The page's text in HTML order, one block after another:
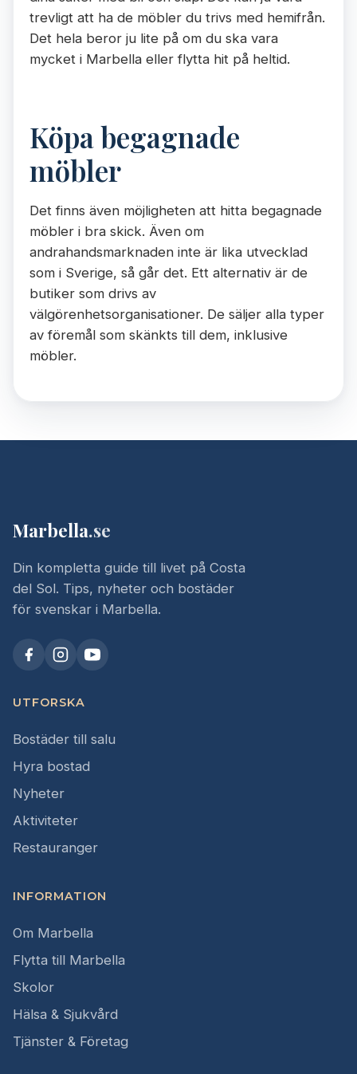
trevligt att ha de möbler du trivs med hemifrån.
Det hela beror ju lite på om du ska vara
mycket i Marbella eller flytta hit på heltid.
Köpa begagnade
möbler
Det finns även möjligheten att hitta begagnade
möbler i bra skick. Även om
andrahandsmarknaden inte är lika utvecklad
som i Sverige, så går det. Ett alternativ är de
butiker som drivs av
välgörenhetsorganisationer. De säljer alla typer
av föremål som skänkts till dem, inklusive
möbler.
Marbella.se
Din kompletta guide till livet på Costa
del Sol. Tips, nyheter och bostäder
för svenskar i Marbella.
UTFORSKA
Bostäder till salu
Hyra bostad
Nyheter
Aktiviteter
Restauranger
INFORMATION
Om Marbella
Flytta till Marbella
Skolor
Hälsa & Sjukvård
Tjänster & Företag